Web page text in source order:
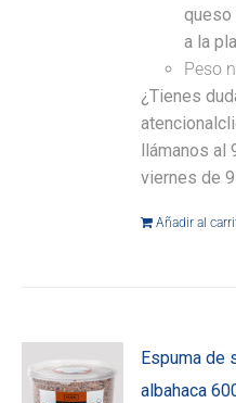
queso
a la
Peso
¿Tienes
llámanos
viernes de
Añadir al
Espuma de
albahaca